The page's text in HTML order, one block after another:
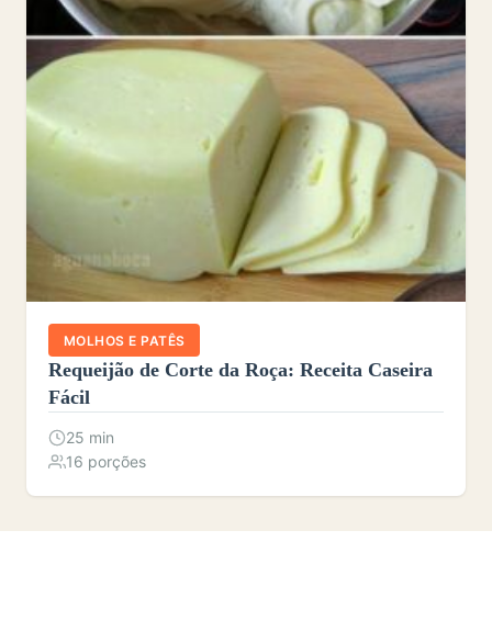
MOLHOS E PATÊS
Requeijão de Corte da Roça: Receita Caseira
Fácil
25 min
16 porções